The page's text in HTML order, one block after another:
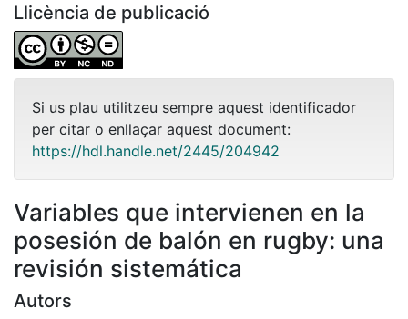
Llicència de publicació
Si us plau utilitzeu sempre aquest identificador
per citar o enllaçar aquest document:
https://hdl.handle.net/2445/204942
Variables que intervienen en la
posesión de balón en rugby: una
revisión sistemática
Autors